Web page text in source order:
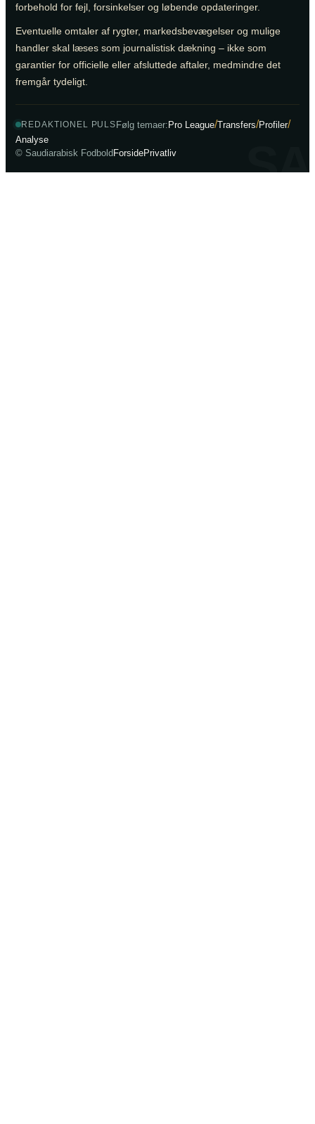
forbehold for fejl, forsinkelser og løbende opdateringer.
Eventuelle omtaler af rygter, markedsbevægelser og mulige
handler skal læses som journalistisk dækning – ikke som
garantier for officielle eller afsluttede aftaler, medmindre det
fremgår tydeligt.
REDAKTIONEL PULS Følg temaer: Pro League/Transfers/Profiler/
Analyse
© Saudiarabisk Fodbold ForsidePrivatliv